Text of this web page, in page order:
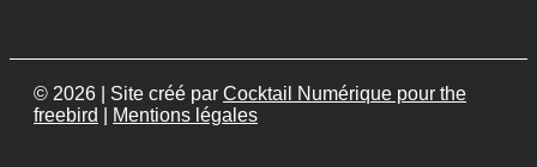
© 2026 | Site créé par Cocktail Numérique pour the
freebird
Mentions légales